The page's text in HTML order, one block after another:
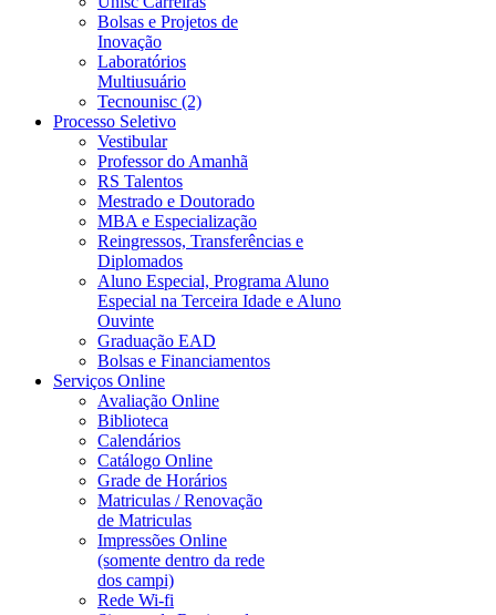
Bolsas e Projetos de
Inovação
Laboratórios
Multiusuário
Tecnounisc (2)
Processo Seletivo
Vestibular
Professor do Amanhã
RS Talentos
Mestrado e Doutorado
MBA e Especialização
Reingressos, Transferências e
Diplomados
Aluno Especial, Programa Aluno
Especial na Terceira Idade e Aluno
Ouvinte
Graduação EAD
Bolsas e Financiamentos
Serviços Online
Avaliação Online
Biblioteca
Calendários
Catálogo Online
Grade de Horários
Matriculas / Renovação
de Matriculas
Impressões Online
(somente dentro da rede
dos campi)
Rede Wi-fi